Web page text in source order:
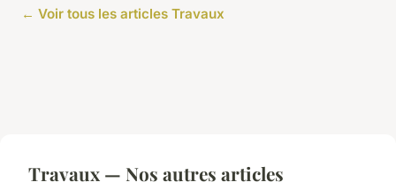
← Voir tous les articles Travaux
Travaux — Nos autres articles